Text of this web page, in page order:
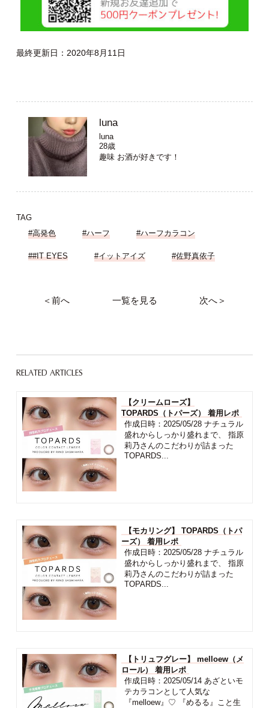
最終更新日：2020年8月11日
luna
luna
28歳
趣味 お酒が好きです！
TAG
#高発色
#ハーフ #ハーフカラコン
##IT EYES #イットアイズ #佐野真依子
＜前へ 一覧を見る 次へ＞
RELATED ARTICLES
【クリームローズ】
TOPARDS（トパーズ） 着用レポ
作成日時：2025/05/28 ナチュラル
盛れからしっかり盛れまで、 指原
莉乃さんのこだわりが詰まった
TOPARDS...
【モカリング】 TOPARDS（トパ
ーズ） 着用レポ
作成日時：2025/05/28 ナチュラル
盛れからしっかり盛れまで、 指原
莉乃さんのこだわりが詰まった
TOPARDS...
【トリュフグレー】 melloew（メ
ロール） 着用レポ
作成日時：2025/05/14 あざといモ
テカラコンとして人気な
『melloew』♡ 『めるる』こと生